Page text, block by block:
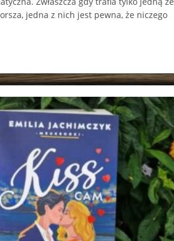
jedna z nich jest pewna, że niczego